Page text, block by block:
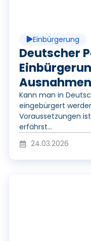
Einbürgerung
Deutscher
Kann man in
eingebürgert
Voraussetzungen
erfährst...
24.03.2026